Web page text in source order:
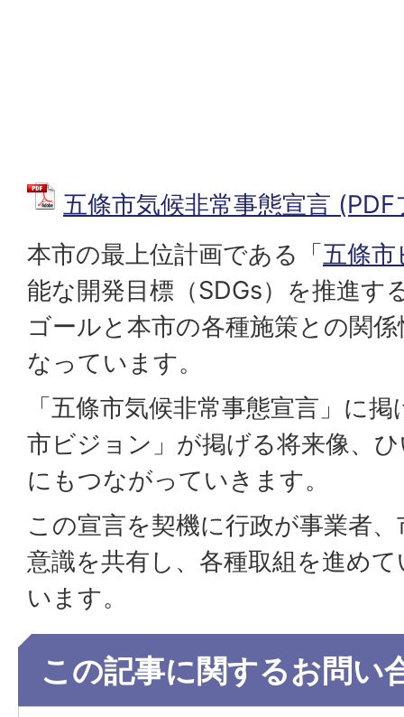
五條市気候非常事態宣言
本市の最上位計画である「 五條
能な開発目標（SDGs）を推進す
ゴールと本市の各種施策との関
なっています。
「五條市気候非常事態宣言」に
市ビジョン」が掲げる将来像、
にもつながっていきます。
この宣言を契機に行政が事業者
意識を共有し、各種取組を進め
います。
この記事に関するお問い